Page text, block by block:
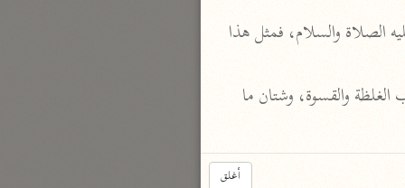
تيسير الكريم الرحمن
نحو ٤ مجلدات
أيسر التفاسير
أغلق